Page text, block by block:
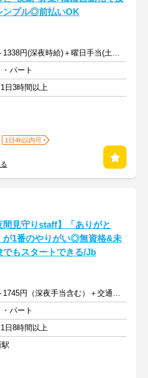
ンプル◎前払いOK
時給1070～1338円(深夜時給)＋曜日手当(土日祝+70円)
パート
日3時間以上
1日4h以内可
間見守りstaff】「ありがと
が1番のやりがい◎無資格&未
でもスタートできる/Jb
時給1681～1745円（深夜手当含む）＋交通費支給
パート
日8時間以上